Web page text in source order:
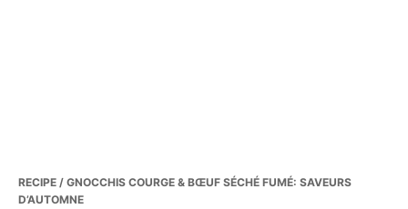
RECIPE / GNOCCHIS COURGE & BŒUF SÉCHÉ FUMÉ: SAVEURS
D’AUTOMNE